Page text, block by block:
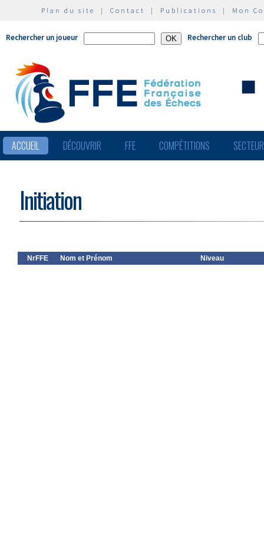
Plan du site | Contact | Publications | Mon
Rechercher un joueur Rechercher un club
ACCUEIL DÉCOUVRIR FFE COMPÉTITIONS
Initiation
NrFFE Nom et Prénom Niveau